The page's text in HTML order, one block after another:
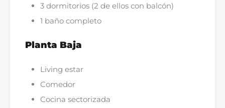
3 dormitorios (2 de ellos con balcón)
1 baño completo
Planta Baja
Living estar
Comedor
Cocina sectorizada